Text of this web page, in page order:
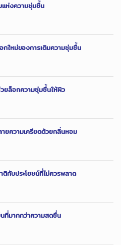
ห่งความชุ่มชื้น
กใหม่ของการเติมความชุ่มชื้น
ยล็อกความชุ่มชื้นให้ผิว
ยความเครียดด้วยกลิ่นหอม
กับประโยชน์ที่ไม่ควรพลาด
ที่มากกว่าความสดชื่น